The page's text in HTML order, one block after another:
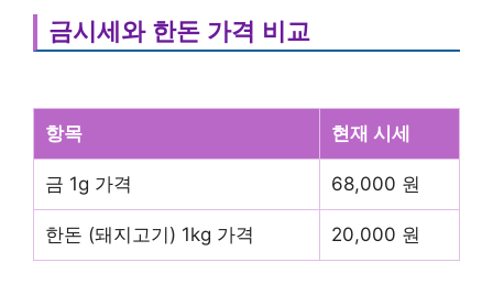
금시세와 한돈 가격 비교
항목 현재 시세
금 1g 가격 68,000 원
한돈 (돼지고기) 1kg 가격 20,000 원